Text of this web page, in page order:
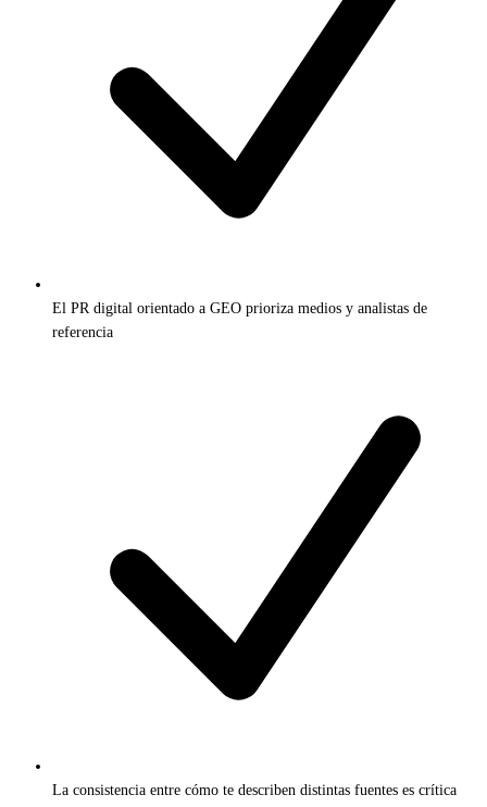
El PR digital orientado a GEO prioriza medios y analistas de
referencia
La consistencia entre cómo te describen distintas fuentes es crítica